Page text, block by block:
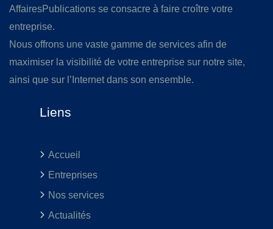
AffairesPublications se consacre à faire croître votre
entreprise.
Nous offrons une vaste gamme de services afin de
maximiser la visibilité de votre entreprise sur notre site,
ainsi que sur l’Internet dans son ensemble.
Liens
Accueil
Entreprises
Nos services
Actualités